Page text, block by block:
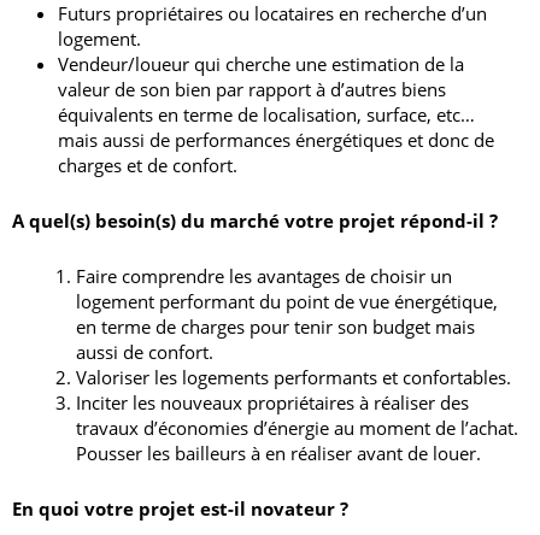
Futurs propriétaires ou locataires en recherche d’un
logement.
Vendeur/loueur qui cherche une estimation de la
valeur de son bien par rapport à d’autres biens
équivalents en terme de localisation, surface, etc…
mais aussi de performances énergétiques et donc de
charges et de confort.
A quel(s) besoin(s) du marché votre projet répond-il ?
Faire comprendre les avantages de choisir un
logement performant du point de vue énergétique,
en terme de charges pour tenir son budget mais
aussi de confort.
Valoriser les logements performants et confortables.
Inciter les nouveaux propriétaires à réaliser des
travaux d’économies d’énergie au moment de l’achat.
Pousser les bailleurs à en réaliser avant de louer.
En quoi votre projet est-il novateur ?